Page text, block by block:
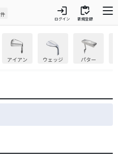
件 login
ログイン
inventory
新規登録
アイアン ウェッジ パター